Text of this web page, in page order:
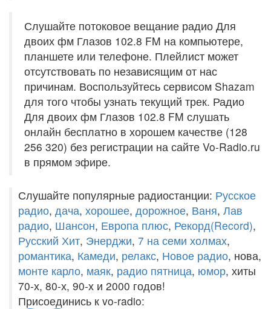
Слушайте потоковое вещание радио Для
двоих фм Глазов 102.8 FM на компьютере,
планшете или телефоне. Плейлист может
отсутствовать по независящим от нас
причинам. Воспользуйтесь сервисом Shazam
для того чтобы узнать текущий трек. Радио
Для двоих фм Глазов 102.8 FM слушать
онлайн бесплатно в хорошем качестве (128
256 320) без регистрации на сайте Vo-Radio.ru
в прямом эфире.
Слушайте популярные радиостанции: Русское
радио, дача, хорошее, дорожное, Ваня, Лав
радио, Шансон, Европа плюс, Рекорд(Record),
Русский Хит, Энерджи, 7 на семи холмах,
романтика, Камеди, релакс, Новое радио, нова,
монте карло, маяк, радио пятница, юмор, хиты
70-х, 80-х, 90-х и 2000 годов!
Присоединись к vo-radio: